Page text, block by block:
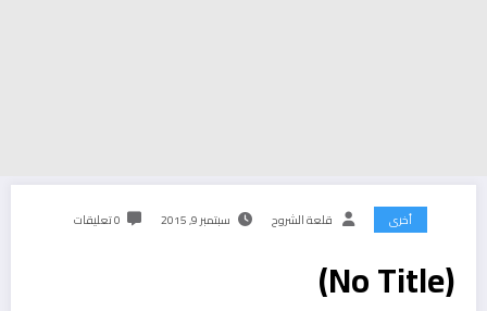
أخرى قلعة الشروح سبتمبر 9, 2015 0 تعليقات
(No Title)